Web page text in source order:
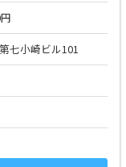
七小崎ビル101